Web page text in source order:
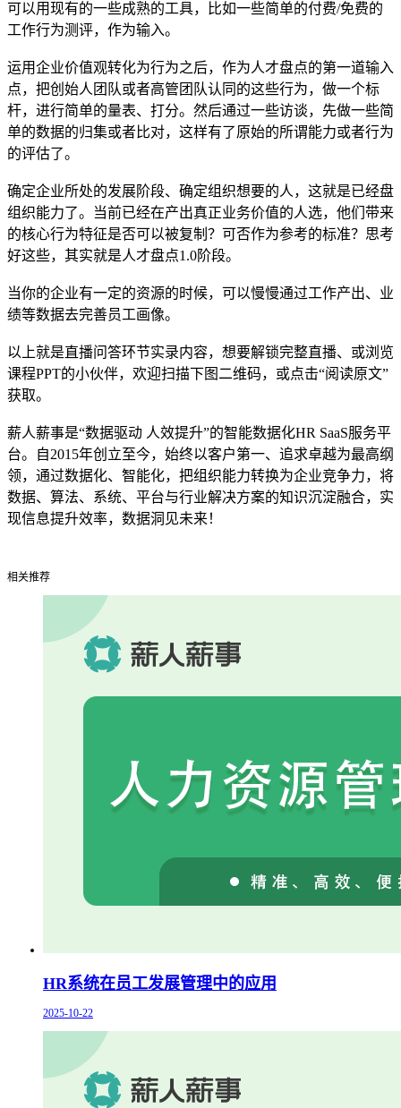
可以用现有的一些成熟的工具，比如一些简单的付费/免费的
工作行为测评，作为输入。
运用企业价值观转化为行为之后，作为人才盘点的第一道输入
点，把创始人团队或者高管团队认同的这些行为，做一个标
杆，进行简单的量表、打分。然后通过一些访谈，先做一些简
单的数据的归集或者比对，这样有了原始的所谓能力或者行为
的评估了。
确定企业所处的发展阶段、确定组织想要的人，这就是已经盘
组织能力了。当前已经在产出真正业务价值的人选，他们带来
的核心行为特征是否可以被复制？可否作为参考的标准？思考
好这些，其实就是人才盘点1.0阶段。
当你的企业有一定的资源的时候，可以慢慢通过工作产出、业
绩等数据去完善员工画像。
以上就是直播问答环节实录内容，想要解锁完整直播、或浏览
课程PPT的小伙伴，欢迎扫描下图二维码，或点击“阅读原文”
获取。
薪人薪事是“数据驱动 人效提升”的智能数据化HR SaaS服务平
台。自2015年创立至今，始终以客户第一、追求卓越为最高纲
领，通过数据化、智能化，把组织能力转换为企业竞争力，将
数据、算法、系统、平台与行业解决方案的知识沉淀融合，实
现信息提升效率，数据洞见未来！
相关推荐
HR系统在员工发展管理中的应用
2025-10-22